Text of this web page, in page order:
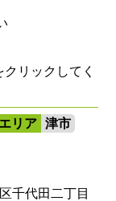
リックしてく
リア 津市
千代田二丁目